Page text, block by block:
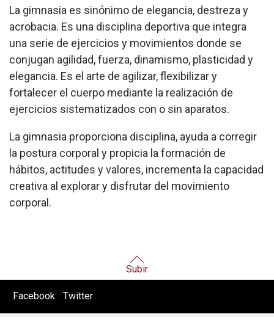
La gimnasia es sinónimo de elegancia, destreza y
acrobacia. Es una disciplina deportiva que integra
una serie de ejercicios y movimientos donde se
conjugan agilidad, fuerza, dinamismo, plasticidad y
elegancia. Es el arte de agilizar, flexibilizar y
fortalecer el cuerpo mediante la realización de
ejercicios sistematizados con o sin aparatos.
La gimnasia proporciona disciplina, ayuda a corregir
la postura corporal y propicia la formación de
hábitos, actitudes y valores, incrementa la capacidad
creativa al explorar y disfrutar del movimiento
corporal.
Subir
Facebook Twitter